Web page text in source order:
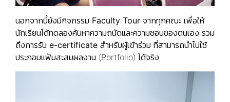
นอกจากนี้ยังมีกิจกรรม Faculty Tour จากทุกคณะ เพื่อให้
นักเรียนได้ทดลองค้นหาความถนัดและความชอบของตนเอง รวม
ถึงการรับ e-certificate สำหรับผู้เข้าร่วม ที่สามารถนำไปใช้
ประกอบแฟ้มสะสมผลงาน (Portfolio) ได้จริง